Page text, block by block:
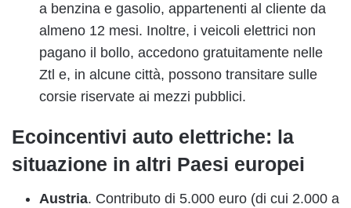
a benzina e gasolio, appartenenti al cliente da
almeno 12 mesi. Inoltre, i veicoli elettrici non
pagano il bollo, accedono gratuitamente nelle
Ztl e, in alcune città, possono transitare sulle
corsie riservate ai mezzi pubblici.
Ecoincentivi auto elettriche: la
situazione in altri Paesi europei
Austria. Contributo di 5.000 euro (di cui 2.000 a